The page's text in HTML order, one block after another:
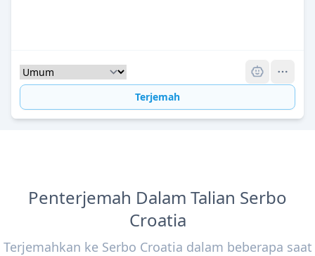
Terjemah
Penterjemah Dalam Talian Serbo
Croatia
Terjemahkan ke Serbo Croatia dalam beberapa saat